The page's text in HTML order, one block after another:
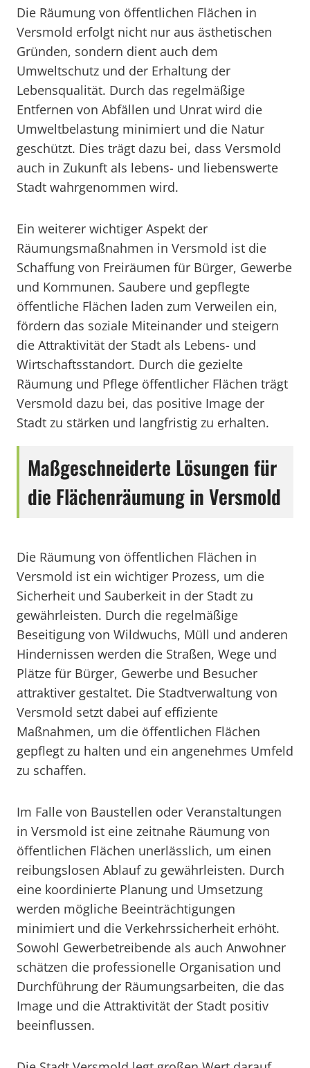
Die Räumung von öffentlichen Flächen in
Versmold erfolgt nicht nur aus ästhetischen
Gründen, sondern dient auch dem
Umweltschutz und der Erhaltung der
Lebensqualität. Durch das regelmäßige
Entfernen von Abfällen und Unrat wird die
Umweltbelastung minimiert und die Natur
geschützt. Dies trägt dazu bei, dass Versmold
auch in Zukunft als lebens- und liebenswerte
Stadt wahrgenommen wird.
Ein weiterer wichtiger Aspekt der
Räumungsmaßnahmen in Versmold ist die
Schaffung von Freiräumen für Bürger, Gewerbe
und Kommunen. Saubere und gepflegte
öffentliche Flächen laden zum Verweilen ein,
fördern das soziale Miteinander und steigern
die Attraktivität der Stadt als Lebens- und
Wirtschaftsstandort. Durch die gezielte
Räumung und Pflege öffentlicher Flächen trägt
Versmold dazu bei, das positive Image der
Stadt zu stärken und langfristig zu erhalten.
Maßgeschneiderte Lösungen für
die Flächenräumung in Versmold
Die Räumung von öffentlichen Flächen in
Versmold ist ein wichtiger Prozess, um die
Sicherheit und Sauberkeit in der Stadt zu
gewährleisten. Durch die regelmäßige
Beseitigung von Wildwuchs, Müll und anderen
Hindernissen werden die Straßen, Wege und
Plätze für Bürger, Gewerbe und Besucher
attraktiver gestaltet. Die Stadtverwaltung von
Versmold setzt dabei auf effiziente
Maßnahmen, um die öffentlichen Flächen
gepflegt zu halten und ein angenehmes Umfeld
zu schaffen.
Im Falle von Baustellen oder Veranstaltungen
in Versmold ist eine zeitnahe Räumung von
öffentlichen Flächen unerlässlich, um einen
reibungslosen Ablauf zu gewährleisten. Durch
eine koordinierte Planung und Umsetzung
werden mögliche Beeinträchtigungen
minimiert und die Verkehrssicherheit erhöht.
Sowohl Gewerbetreibende als auch Anwohner
schätzen die professionelle Organisation und
Durchführung der Räumungsarbeiten, die das
Image und die Attraktivität der Stadt positiv
beeinflussen.